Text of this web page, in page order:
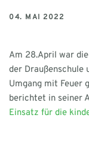
04. MAI 2022
Am 28.April war
der Draußenschule
Umgang mit Feuer
berichtet in seiner
Einsatz für die